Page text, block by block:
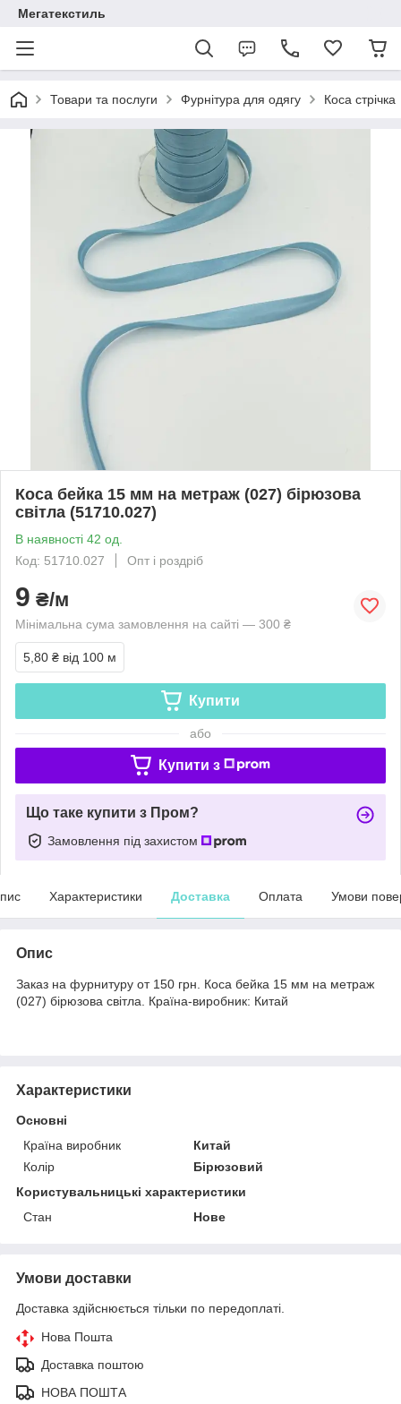
Мегатекстиль
Товари та послуги Фурнітура для одягу Коса стрічка
Коса бейка 15 мм на метраж (027) бірюзова
світла (51710.027)
В наявності 42 од.
Код: 51710.027
Опт і роздріб
9 ₴/м
Мінімальна сума замовлення на сайті — 300 ₴
5,80 ₴ від 100 м
Купити
або
Купити з
Що таке купити з Пром?
Замовлення під захистом
Характеристики Доставка Оплата Умови
Опис
Заказ на фурнитуру от 150 грн. Коса бейка 15 мм на метраж
(027) бірюзова світла. Країна-виробник: Китай
Характеристики
Основні
Країна виробник
Китай
Колір
Бірюзовий
Користувальницькі характеристики
Стан
Нове
Умови доставки
Доставка здійснюється тільки по передоплаті.
Нова Пошта
Доставка поштою
НОВА ПОШТА